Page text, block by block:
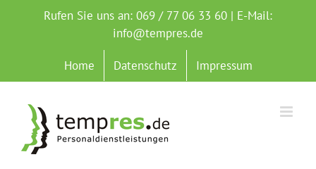
Rufen Sie uns an: 069 / 77 06 33 60 | E-Mail:
info@tempres.de
Home Datenschutz Impressum